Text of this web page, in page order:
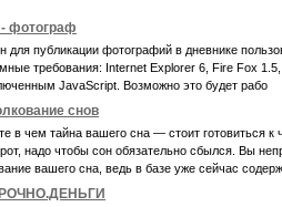
фотограф
для публикации фотографий в дневнике
требования: Internet Explorer 6, Fire Fox
JavaScript. Возможно это будет рабо
снов
в чем тайна вашего сна — стоит готовиться к
надо чтобы сон обязательно сбылся. Вы
вашего сна, ведь в базе уже сейчас